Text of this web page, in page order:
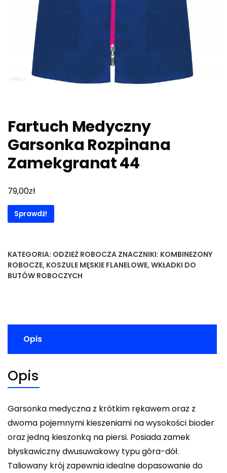
Fartuch Medyczny
Garsonka Rozpinana
Zamekgranat 44
79,00zł
Sprawdź!
KATEGORIA: ODZIEŻ ROBOCZA ZNACZNIKI: KOMBINEZONY
ROBOCZE, KOSZULE MĘSKIE FLANELOWE, WKŁADKI DO
BUTÓW ROBOCZYCH
Opis
Opis
Garsonka medyczna z krótkim rękawem oraz z
dwoma pojemnymi kieszeniami na wysokości bioder
oraz jedną kieszonką na piersi. Posiada zamek
błyskawiczny dwusuwakowy typu góra-dół.
Taliowany krój zapewnia idealne dopasowanie do